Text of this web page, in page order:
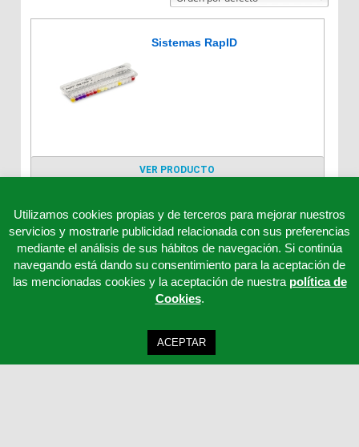
Sistemas RapID
VER PRODUCTO
Utilizamos cookies propias y de terceros para mejorar nuestros
servicios y mostrarle publicidad relacionada con sus preferencias
mediante el análisis de sus hábitos de navegación. Si continúa
navegando está dando su consentimiento para la aceptación de
las mencionadas cookies y la aceptación de nuestra política de
Cookies.
ACEPTAR